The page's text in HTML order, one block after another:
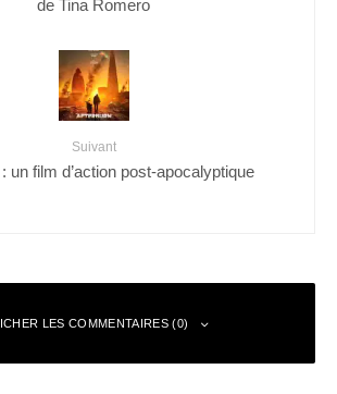
Suivant
un film d’action post-apocalyptique
LES COMMENTAIRES (0)